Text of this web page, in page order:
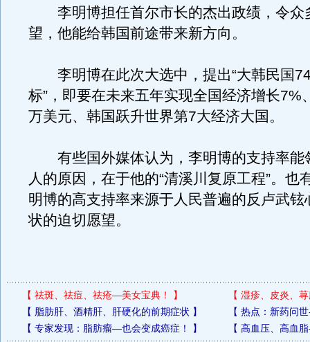
李明博担任首尔市长的杰出政绩，令众
望，他能给韩国前途带来新方向。
李明博在此次大选中，提出“大韩民国
标”，即要在未来五年实现全国经济增长7%
万美元、韩国跃升世界第7大经济大国。
有些国外媒体认为，李明博的支持率能
人的原因，在于他的“清溪川复原工程”。也
明博的高支持率来源于人民普遍的反卢武铉
状的迫切愿望。
【 祛斑、祛痘、祛疮—美女宝典！ 】 【 湿疹、皮炎、
【 脂肪肝、酒精肝、肝硬化的前期症状 】 【 热点：新药问
【 专家发现：脂肪瘤—也会变成癌症！ 】 【 高血压、高血